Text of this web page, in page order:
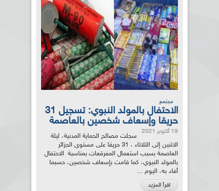
مجتمع
الاحتفال بالمولد النبوي: تسجيل 31
حريقا وإسعاف شخصين بالعاصمة
19 أكتوبر 2021
سجلت مصالح الحماية المدنية، ليلة
الاثنين إلى الثلاثاء ، 31 حريقا على مستوى الجزائر
العاصمة بسبب استعمال المفرقعات بمناسبة الاحتفال
بالمولد النبوي، كما قامت بإسعاف شخصين، حسبما
أفاد به، اليوم ...
اقرأ المزيد